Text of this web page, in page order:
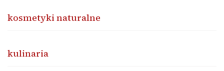
kosmetyki naturalne
kulinaria